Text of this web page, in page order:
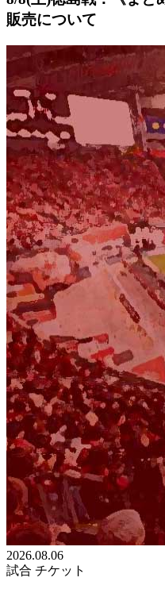
販売について
2026.08.06
試合 チケット